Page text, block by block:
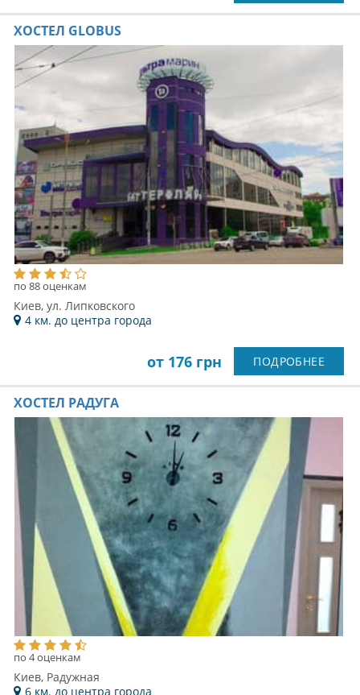
ХОСТЕЛ GLOBUS
по 88 оценкам
Киев, ул. Липковского
4 км. до центра города
от 176 грн ПОДРОБНЕЕ
ХОСТЕЛ РАДУГА
по 4 оценкам
Киев, Радужная
6 км. до центра города